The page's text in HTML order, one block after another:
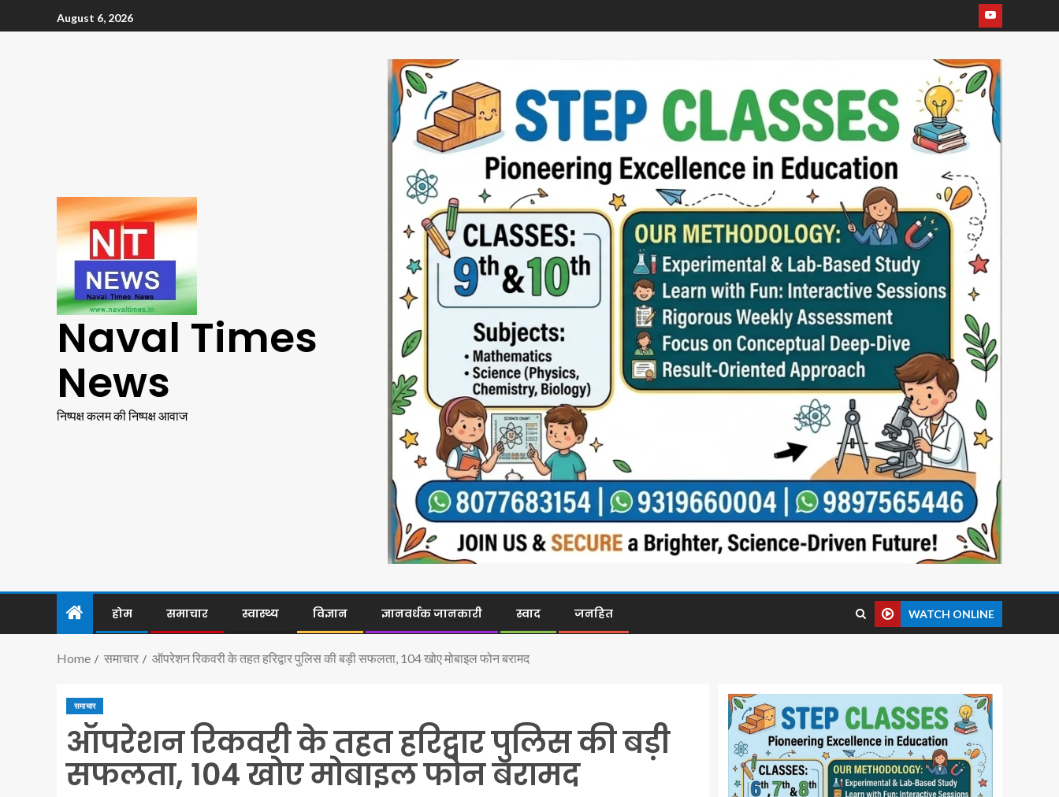
August 6, 2026
Naval Times
News
निष्पक्ष कलम की निष्पक्ष आवाज
होम समाचार स्वास्थ्य विज्ञान ज्ञानवर्धक जानकारी स्वाद जनहित WATCH ONLINE
Home समाचार ऑपरेशन रिकवरी के तहत हरिद्वार पुलिस की बड़ी सफलता, 104 खोए मोबाइल फोन बरामद
समाचार
ऑपरेशन रिकवरी के तहत हरिद्वार पुलिस की बड़ी
सफलता, 104 खोए मोबाइल फोन बरामद